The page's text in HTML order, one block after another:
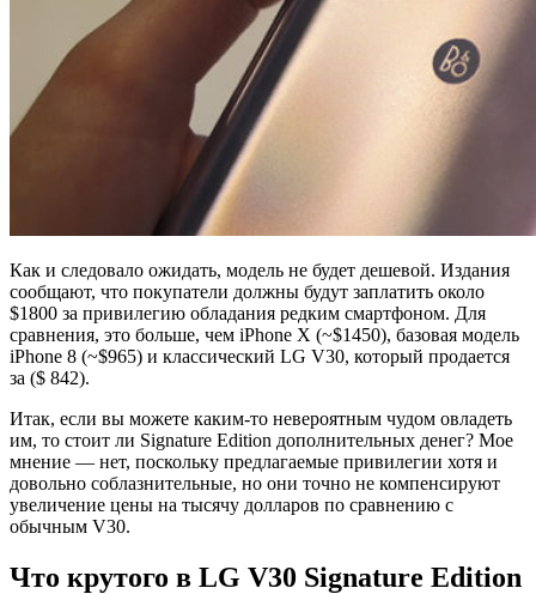
Как и следовало ожидать, модель не будет дешевой. Издания
сообщают, что покупатели должны будут заплатить около
$1800 за привилегию обладания редким смартфоном. Для
сравнения, это больше, чем iPhone X (~$1450), базовая модель
iPhone 8 (~$965) и классический LG V30, который продается
за ($ 842).
Итак, если вы можете каким-то невероятным чудом овладеть
им, то стоит ли Signature Edition дополнительных денег? Мое
мнение — нет, поскольку предлагаемые привилегии хотя и
довольно соблазнительные, но они точно не компенсируют
увеличение цены на тысячу долларов по сравнению с
обычным V30.
Что крутого в LG V30 Signature Edition